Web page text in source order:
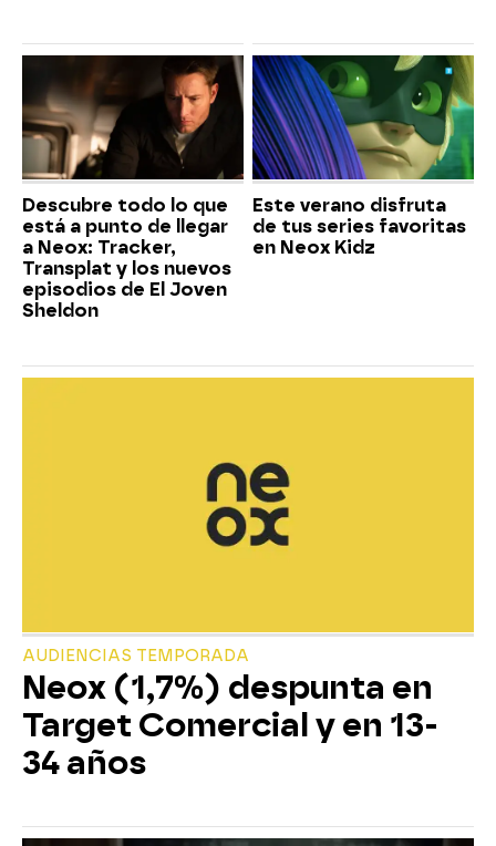
Descubre todo lo que
está a punto de llegar
a Neox: Tracker,
Transplat y los nuevos
episodios de El Joven
Sheldon
Este verano disfruta
de tus series favoritas
en Neox Kidz
AUDIENCIAS TEMPORADA
Neox (1,7%) despunta en
Target Comercial y en 13-
34 años